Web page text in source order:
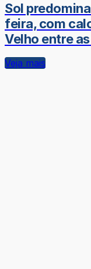
Sol
feira, com
Velho entre
Veja mais